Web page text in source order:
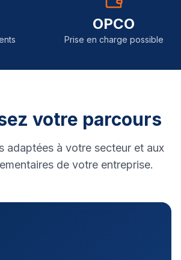
OPCO
Prise en charge possible
votre parcours
adaptées à votre secteur et aux
de votre entreprise.